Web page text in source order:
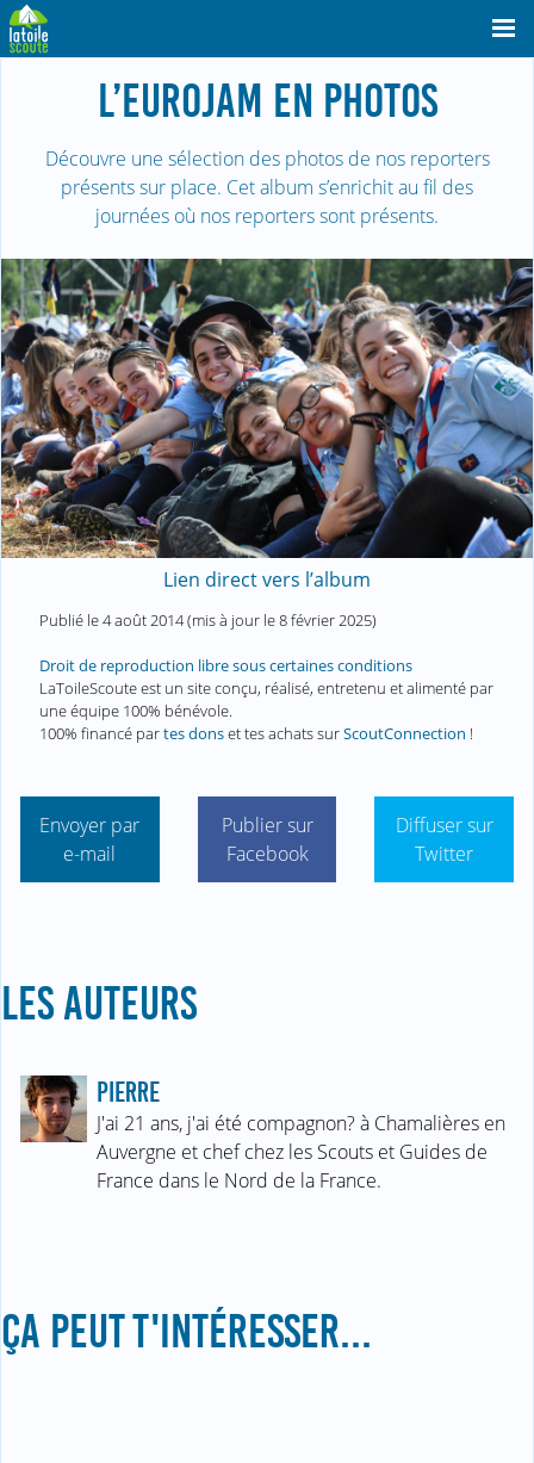
L’EUROJAM EN PHOTOS
Découvre une sélection des photos de nos reporters
présents sur place. Cet album s’enrichit au fil des
journées où nos reporters sont présents.
Lien direct vers l’album
Publié le4 août 2014(mis à jour le8 février 2025)
Droit de reproduction libre sous certaines conditions
LaToileScoute est un site conçu, réalisé, entretenu et alimenté par
une équipe 100% bénévole.
100% financé partes donset tes achats surScoutConnection !
Envoyer par
e-mail
Publier sur
Facebook
Diffuser sur
Twitter
LES AUTEURS
PIERRE
J'ai 21 ans, j'ai été compagnon? à Chamalières en
Auvergne et chef chez les Scouts et Guides de
France dans le Nord de la France.
ÇA PEUT T'INTÉRESSER...